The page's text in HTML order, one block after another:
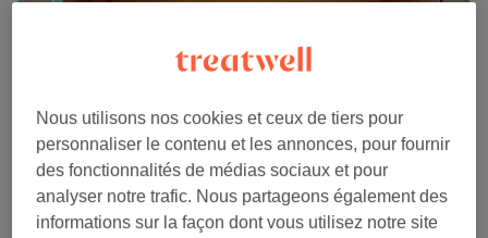
Nous utilisons nos cookies et ceux de tiers pour
personnaliser le contenu et les annonces, pour fournir
des fonctionnalités de médias sociaux et pour
analyser notre trafic. Nous partageons également des
informations sur la façon dont vous utilisez notre site